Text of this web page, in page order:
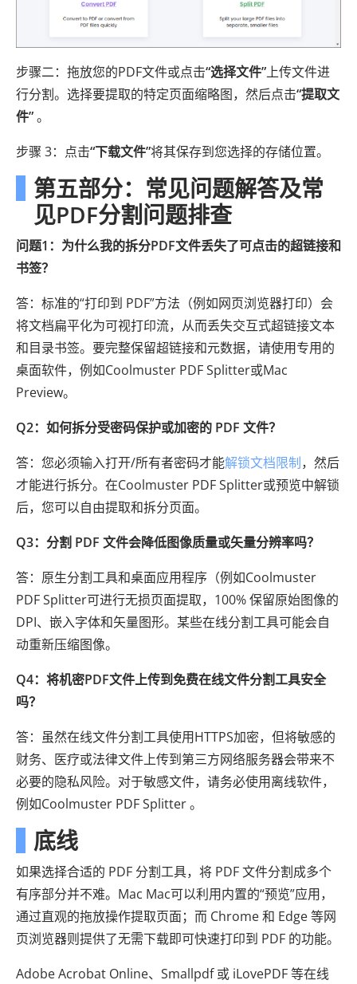
步骤二：拖放您的PDF文件或点击“选择文件”上传文件进
行分割。选择要提取的特定页面缩略图，然后点击“提取文
件”。
步骤 3：点击“下载文件”将其保存到您选择的存储位置。
第五部分：常见问题解答及常
见PDF分割问题排查
问题1：为什么我的拆分PDF文件丢失了可点击的超链接和
书签？
答：标准的“打印到 PDF”方法（例如网页浏览器打印）会
将文档扁平化为可视打印流，从而丢失交互式超链接文本
和目录书签。要完整保留超链接和元数据，请使用专用的
桌面软件，例如Coolmuster PDF Splitter或Mac
Preview。
Q2：如何拆分受密码保护或加密的 PDF 文件？
答：您必须输入打开/所有者密码才能解锁文档限制，然后
才能进行拆分。在Coolmuster PDF Splitter或预览中解锁
后，您可以自由提取和拆分页面。
Q3：分割 PDF 文件会降低图像质量或矢量分辨率吗？
答：原生分割工具和桌面应用程序（例如Coolmuster
PDF Splitter可进行无损页面提取，100% 保留原始图像的
DPI、嵌入字体和矢量图形。某些在线分割工具可能会自
动重新压缩图像。
Q4：将机密PDF文件上传到免费在线文件分割工具安全
吗？
答：虽然在线文件分割工具使用HTTPS加密，但将敏感的
财务、医疗或法律文件上传到第三方网络服务器会带来不
必要的隐私风险。对于敏感文件，请务必使用离线软件，
例如Coolmuster PDF Splitter 。
底线
如果选择合适的 PDF 分割工具，将 PDF 文件分割成多个
有序部分并不难。Mac Mac可以利用内置的“预览”应用，
通过直观的拖放操作提取页面；而 Chrome 和 Edge 等网
页浏览器则提供了无需下载即可快速打印到 PDF 的功能。
Adobe Acrobat Online、Smallpdf 或 iLovePDF 等在线